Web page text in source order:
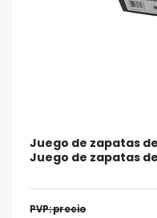
Juego de zapatas
Juego de zapatas
PVP: precio